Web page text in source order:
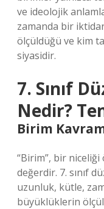
ve ideolojik
zamanda bir
ölçüldüğü ve kim
siyasidir.
7. Sınıf
Nedir?
Birim
“Birim”, bir
değerdir. 7. sınıf
uzunluk, kütle,
büyüklüklerin